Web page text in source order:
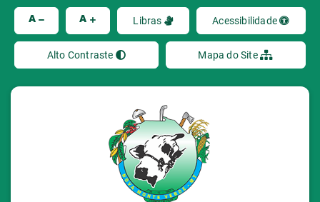
A A Libras Acessibilidade
Alto Contraste Mapa do Site